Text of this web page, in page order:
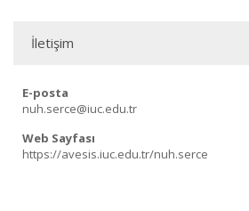
İletişim
E-posta
nuh.serce@iuc.edu.tr
Web Sayfası
https://avesis.iuc.edu.tr/nuh.serce